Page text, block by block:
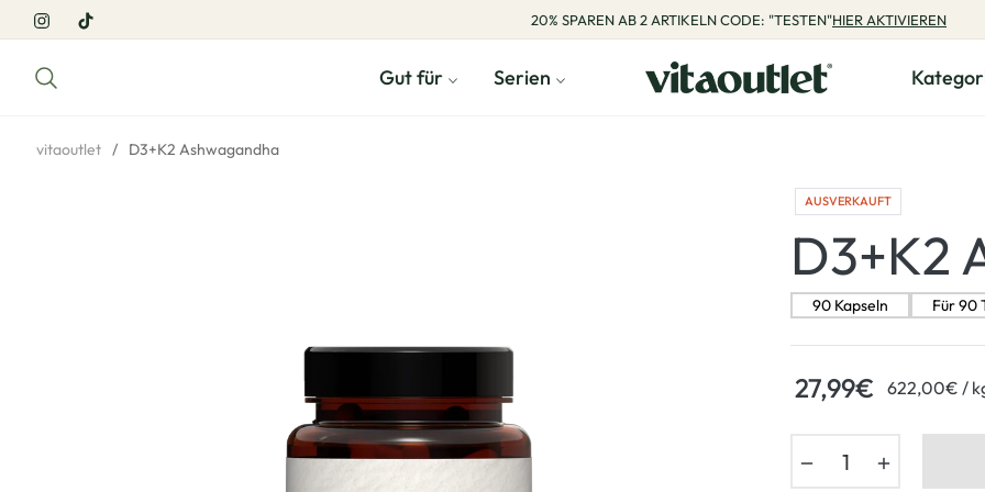
20% SPAREN AB 2 ARTIKELN CODE: "TESTEN"HIER AKTIVIEREN
Gut für Serien
vitaoutlet / D3+K2 Ashwagandha
AUSVERKAUFT
D3+K2
90 Kapseln Für 90
Normaler
27,99€ 622,00€ /